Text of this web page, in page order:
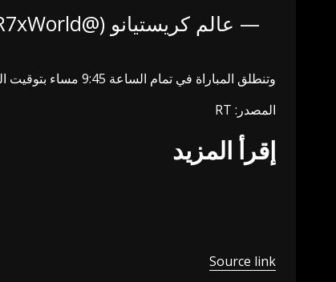
— عالم كريستيانو (@CR7xWorld)
وتنطلق المباراة في تمام الساعة 9:45 مساء بتوقيت القاهرة والسعودية وتذاع المباراة عبر قناة beIN SPORTS 5.
المصدر: RT
إقرأ المزيد
Source link